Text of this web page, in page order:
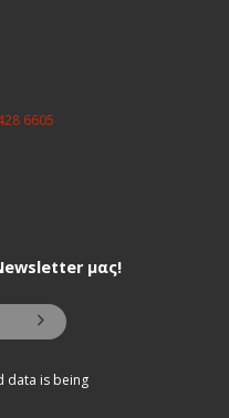
6605
μας!
data is being